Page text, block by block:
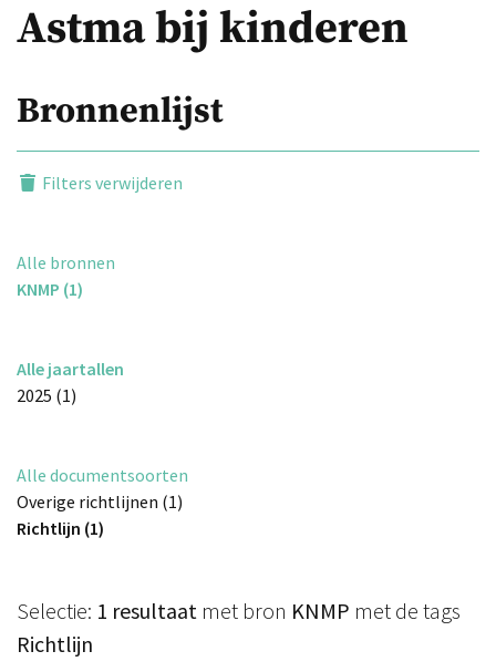
Astma bij kinderen
Bronnenlijst
Filters verwijderen
Alle bronnen
KNMP (1)
Alle jaartallen
2025 (1)
Alle documentsoorten
Overige richtlijnen (1)
Richtlijn (1)
Selectie: 1 resultaat met bron KNMP met de tags
Richtlijn